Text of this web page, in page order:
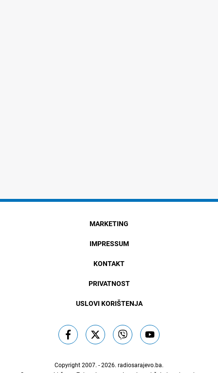
MARKETING
IMPRESSUM
KONTAKT
PRIVATNOST
USLOVI KORIŠTENJA
Copyright 2007. - 2026. radiosarajevo.ba.